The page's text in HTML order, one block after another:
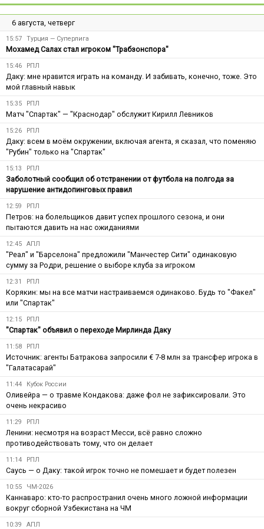
6 августа, четверг
15:57 Турция — Суперлига
Мохамед Салах стал игроком "Трабзонспора"
15:46 РПЛ
Даку: мне нравится играть на команду. И забивать, конечно, тоже. Это
мой главный навык
15:35 РПЛ
Матч "Спартак" — "Краснодар" обслужит Кирилл Левников
15:26 РПЛ
Даку: всем в моём окружении, включая агента, я сказал, что поменяю
"Рубин" только на "Спартак"
15:13 РПЛ
Заболотный сообщил об отстранении от футбола на полгода за
нарушение антидопинговых правил
12:59 РПЛ
Петров: на болельщиков давит успех прошлого сезона, и они
пытаются давить на нас ожиданиями
12:45 АПЛ
"Реал" и "Барселона" предложили "Манчестер Сити" одинаковую
сумму за Родри, решение о выборе клуба за игроком
12:31 РПЛ
Корякин: мы на все матчи настраиваемся одинаково. Будь то "Факел"
или "Спартак"
12:15 РПЛ
"Спартак" объявил о переходе Мирлинда Даку
11:58 РПЛ
Источник: агенты Батракова запросили € 7-8 млн за трансфер игрока в
"Галатасарай"
11:44 Кубок России
Оливейра — о травме Кондакова: даже фол не зафиксировали. Это
очень некрасиво
11:29 РПЛ
Ленини: несмотря на возраст Месси, всё равно сложно
противодействовать тому, что он делает
11:14 РПЛ
Саусь — о Даку: такой игрок точно не помешает и будет полезен
10:55 ЧМ-2026
Каннаваро: кто-то распространил очень много ложной информации
вокруг сборной Узбекистана на ЧМ
10:39 АПЛ